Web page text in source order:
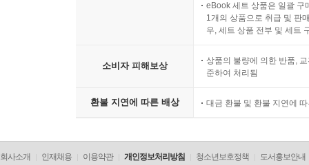
eBook 세트 상품은 일괄 구
1개의 상품으로 취급 및 판
우, 세트 상품 전부 및 세트
소비자 피해보상
상품의 불량에 의한 반품,
준하여 처리됨
환불 지연에 따른 배상 대금 환불 및 환불 지연에
회사소개 인재채용 이용약관 개인정보처리방침 청소년보호정책 도서홍보안내